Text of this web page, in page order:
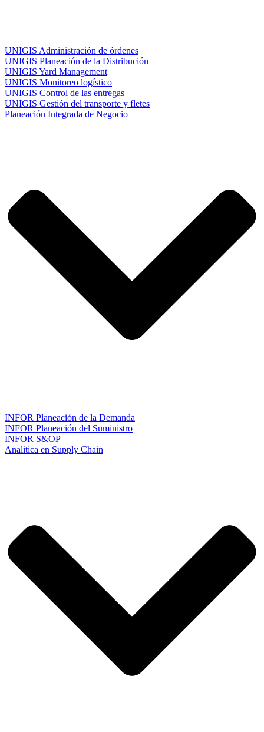
UNIGIS Administración de órdenes
UNIGIS Planeación de la Distribución
UNIGIS Yard Management
UNIGIS Monitoreo logístico
UNIGIS Control de las entregas
UNIGIS Gestión del transporte y fletes
Planeación Integrada de Negocio
INFOR Planeación de la Demanda
INFOR Planeación del Suministro
INFOR S&OP
Analitica en Supply Chain